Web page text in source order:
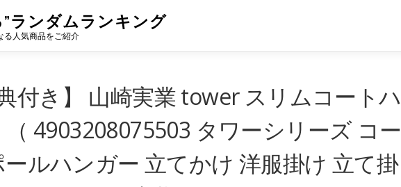
”ランダムランキング
る人気商品をご紹介
付き】 山崎実業 tower スリムコートハ
4903208075503 タワーシリーズ コー
ールハンガー 立てかけ 洋服掛け 立て掛